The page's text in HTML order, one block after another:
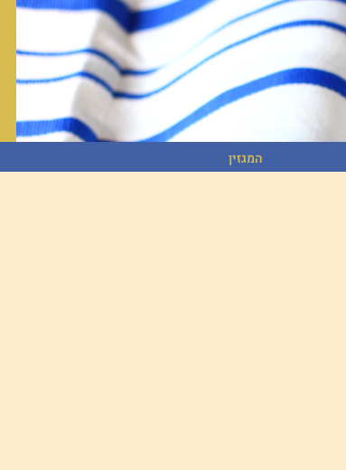
המגזין
המגזין